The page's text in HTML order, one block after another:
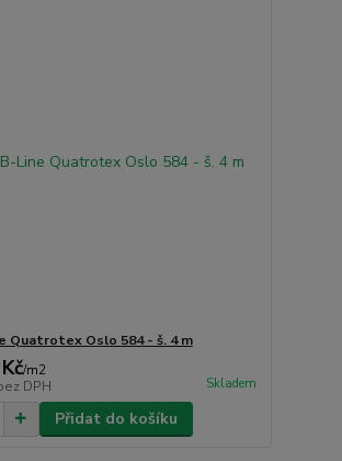
Quatrotex Oslo 584 - š. 4 m
/m2
DPH Skladem
Přidat do košíku